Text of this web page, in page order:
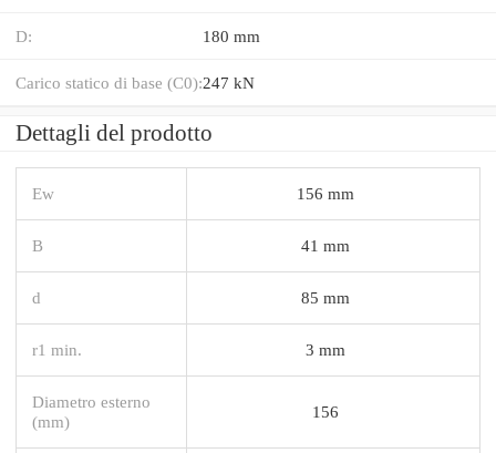
D: 180 mm
Carico statico di base (C0):247 kN
Dettagli del prodotto
Ew 156 mm
B 41 mm
d 85 mm
r1 min. 3 mm
Diametro esterno
(mm)
156